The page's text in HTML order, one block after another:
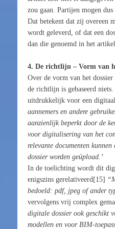
zou gaan. Partijen mogen
Dat betekent dat zij overeen
wordt geleverd, of dat een
dan die genoemd in het
4. De richtlijn – Vorm van
Over de vorm van het
de richtlijn is gebaseerd
uitdrukkelijk voor een digitaal
aannemers en andere
aanzienlijk beperkt door de
voor digitalisering van het
relevante documenten
dossier worden geüpload.’
In de toelichting wordt dit
enigszins gerelativeerd[15]
bedoeld: pdf, jpeg of ander
vervolgens vrij complex
digitale dossier ook geschikt
modellen en voor BIM-